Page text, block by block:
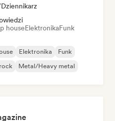
houseElektronikaFunk
Elektronika
Funk
Metal/Heavy metal